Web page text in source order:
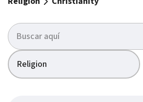
Religion